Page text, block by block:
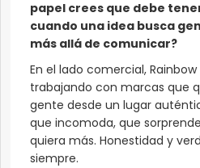
papel crees que debe
cuando una idea busca
más allá de comunicar?
En el lado comercial,
trabajando con marcas que
gente desde un lugar
que incomoda, que
quiera más. Honestidad y
siempre.